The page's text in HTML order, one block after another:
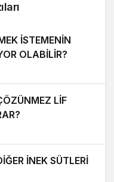
İSTEMENİN
OLABİLİR?
LİF
VE DİĞER İNEK SÜTLERİ